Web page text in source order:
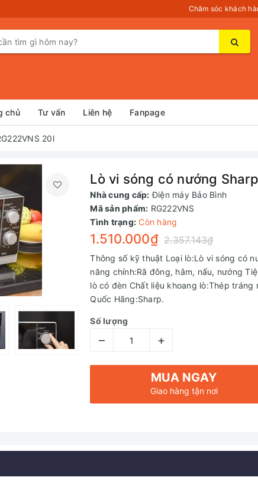
Chăm sóc khách
chủ Tư vấn Liên hệ Fanpage
20l
Lò vi sóng có nướng
Nhà cung cấp: Điện máy Bảo Bình
Mã sản phẩm: RG222VNS
Tình trạng: Còn hàng
1.510.000₫ 2.357.143₫
Thông số kỹ thuật Loại lò:Lò vi sóng có
năng chính:Rã đông, hâm, nấu, nướng
lò có đèn Chất liệu khoang lò:Thép tráng
Quốc Hãng:Sharp.
Số lượng
– +
MUA NGAY
Giao hàng tận nơi